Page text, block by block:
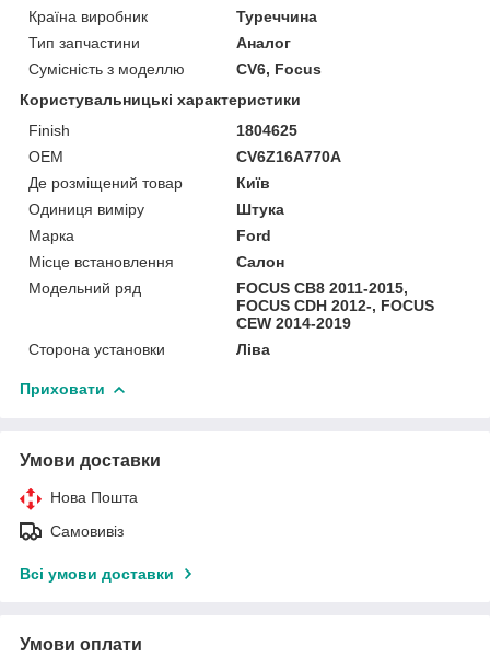
Країна виробник
Туреччина
Тип запчастини
Аналог
Сумісність з моделлю
CV6, Focus
Користувальницькі характеристики
Finish
1804625
OEM
CV6Z16A770A
Де розміщений товар
Київ
Одиниця виміру
Штука
Марка
Ford
Місце встановлення
Салон
Модельний ряд
FOCUS CB8 2011-2015,
FOCUS CDH 2012-, FOCUS
CEW 2014-2019
Сторона установки
Ліва
Приховати
Умови доставки
Нова Пошта
Самовивіз
Всі умови доставки
Умови оплати